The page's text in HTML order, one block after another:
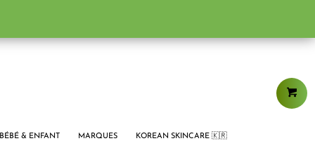
BÉBÉ & ENFANT MARQUES KOREAN SKINCARE 🇰🇷